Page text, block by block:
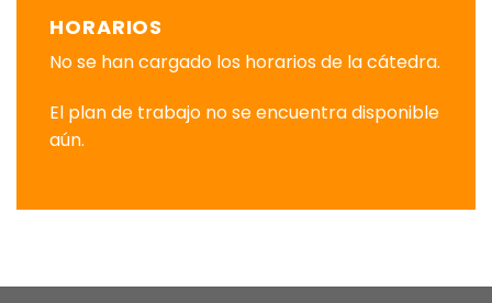
HORARIOS
No se han cargado los horarios de la cátedra.
El plan de trabajo no se encuentra disponible
aún.